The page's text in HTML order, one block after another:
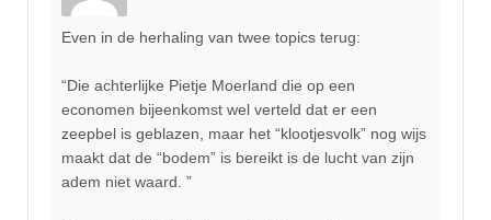
Even in de herhaling van twee topics terug:
“Die achterlijke Pietje Moerland die op een
economen bijeenkomst wel verteld dat er een
zeepbel is geblazen, maar het “klootjesvolk” nog wijs
maakt dat de “bodem” is bereikt is de lucht van zijn
adem niet waard. ”